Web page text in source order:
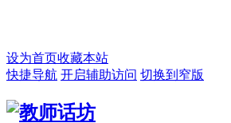
设为首页收藏本站
快捷导航 开启辅助访问 切换到窄版